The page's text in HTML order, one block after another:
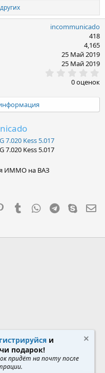
incommunicado
418
4,165
25 Май 2019
25 Май 2019
.
0
0
в
0 оценок
7.020 Kess 5.017
7.020 Kess 5.017
ИММО на ВАЗ
PinterestTumblr WhatsAppTelegram
Skype
и
подарок!
придёт на почту после